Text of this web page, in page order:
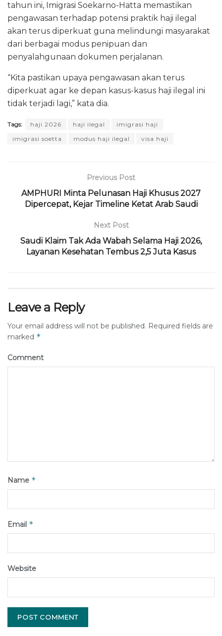
tahun ini, Imigrasi Soekarno-Hatta memastikan
pengawasan terhadap potensi praktik haji ilegal
akan terus diperkuat guna melindungi masyarakat
dari berbagai modus penipuan dan
penyalahgunaan dokumen perjalanan.
“Kita pastikan upaya pengawasan akan terus
diperkuat agar ke depan kasus-kasus haji ilegal ini
tidak terjadi lagi,” kata dia.
Tags: haji 2026 haji ilegal
imigrasi haji
imigrasi soetta
modus haji ilegal visa haji
Previous Post
AMPHURI Minta Pelunasan Haji Khusus 2027
Dipercepat, Kejar Timeline Ketat Arab Saudi
Next Post
Saudi Klaim Tak Ada Wabah Selama Haji 2026,
Layanan Kesehatan Tembus 2,5 Juta Kasus
Leave a Reply
Your email address will not be published. Required fields are
marked *
Comment
Name *
Email *
Website